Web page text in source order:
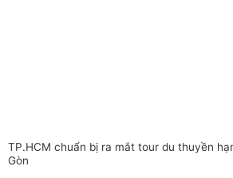
TP.HCM chuẩn bị ra mắt tour du thuyền
Gòn